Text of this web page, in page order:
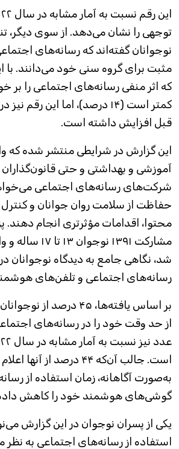
نوجوانان گفته‌اند که رسانه‌های
مثبت برای گروه سنی خود می‌دانند. با
که اثر منفی رسانه‌های اجتماعی را بر
کمتر است (۱۴ درصد)، اما این
قبل افزایش داشته است.
این گزارش در شرایطی منتشر شده که
آموزشی و بهداشتی و حتی قانون‌گذاران
شرکت‌های رسانه‌های اجتماعی
حفاظت از سلامت روان جوانان و
محتوا، اقدامات مؤثرتری انجام دهند.
مشارکت ۱۳۹۱
شد، نگاهی جامع به دیدگاه نوجوانان
رسانه‌های اجتماعی و تلفن‌های
بر اساس یافته‌ها، ۴۵
از حد وقت خود را در رسانه‌های
است. جالب آن‌که ۴۴ درصد از
به‌صورت آگاهانه، زمان استفاده از
گوشی‌های هوشمند خود را کاهش
یکی از پسران نوجوان در این گزارش
استفاده از رسانه‌های اجتماعی به نظر